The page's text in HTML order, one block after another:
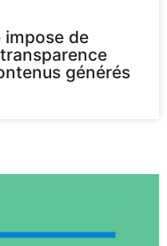
impose de
générés